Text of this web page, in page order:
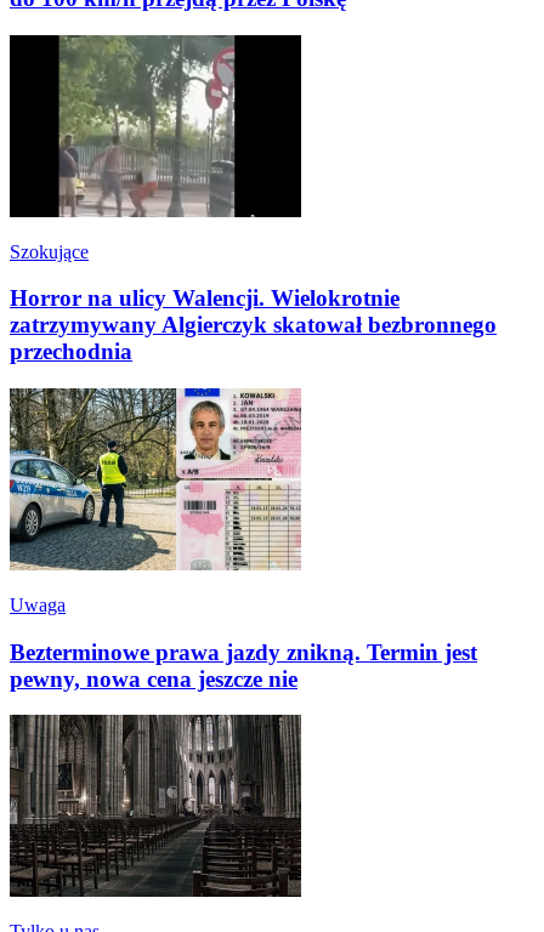
Szokujące
Horror na ulicy Walencji. Wielokrotnie
zatrzymywany Algierczyk skatował bezbronnego
przechodnia
Uwaga
Bezterminowe prawa jazdy znikną. Termin jest
pewny, nowa cena jeszcze nie